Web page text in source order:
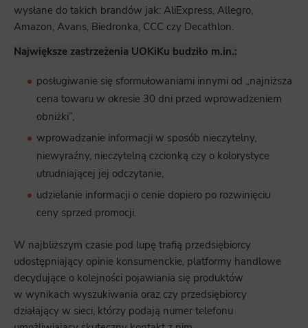
wysłane do takich brandów jak: AliExpress, Allegro,
Amazon, Avans, Biedronka, CCC czy Decathlon.
Największe zastrzeżenia UOKiKu budziło m.in.:
posługiwanie się sformułowaniami innymi od „najniższa
cena towaru w okresie 30 dni przed wprowadzeniem
obniżki”,
wprowadzanie informacji w sposób nieczytelny,
niewyraźny, nieczytelną czcionką czy o kolorystyce
utrudniającej jej odczytanie,
udzielanie informacji o cenie dopiero po rozwinięciu
ceny sprzed promocji.
W najbliższym czasie pod lupę trafią przedsiębiorcy
udostępniający opinie konsumenckie, platformy handlowe
decydujące o kolejności pojawiania się produktów
w wynikach wyszukiwania oraz czy przedsiębiorcy
działający w sieci, którzy podają numer telefonu